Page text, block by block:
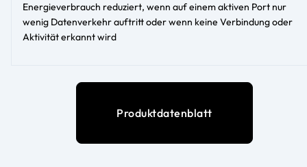
Energieverbrauch reduziert, wenn auf einem aktiven Port nur
wenig Datenverkehr auftritt oder wenn keine Verbindung oder
Aktivität erkannt wird
Produktdatenblatt